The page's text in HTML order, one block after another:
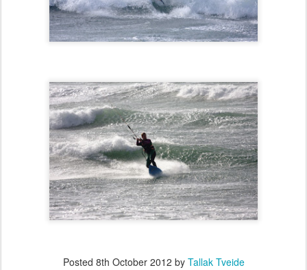
Posted 8th October 2012 by Tallak Tveide